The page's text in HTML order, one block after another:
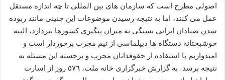
اصولی مطرح است که سازمان های بین المللی تا چه اندازه مستقل
عمل می کنند، اما به نتیجه رسیدن موضوعات این چنینی مانند ربوده
شدن صیادان ایرانی بستگی به میزان پیگیری کشورها نیزدارد، البته
خوشبختانه دستگاه ها دیپلماسی از تیم مجرب برخوردار است و
امیدواریم با استفاده از حقوقدانان مجرب و برجسته این مسئله به
نتیجه برسد. به گزارش خبرگزاری خانه ملت، ٥٧٦ روز از اسارت